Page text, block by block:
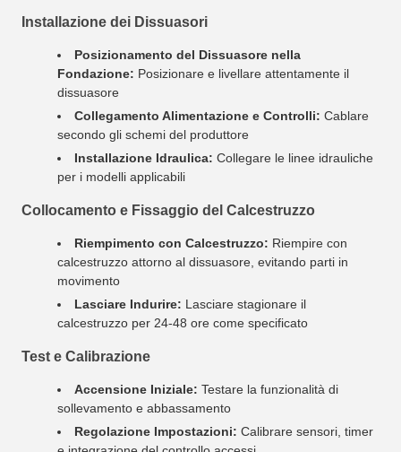
Installazione dei Dissuasori
Posizionamento del Dissuasore nella
Fondazione: Posizionare e livellare attentamente il
dissuasore
Collegamento Alimentazione e Controlli: Cablare
secondo gli schemi del produttore
Installazione Idraulica: Collegare le linee idrauliche
per i modelli applicabili
Collocamento e Fissaggio del Calcestruzzo
Riempimento con Calcestruzzo: Riempire con
calcestruzzo attorno al dissuasore, evitando parti in
movimento
Lasciare Indurire: Lasciare stagionare il
calcestruzzo per 24-48 ore come specificato
Test e Calibrazione
Accensione Iniziale: Testare la funzionalità di
sollevamento e abbassamento
Regolazione Impostazioni: Calibrare sensori, timer